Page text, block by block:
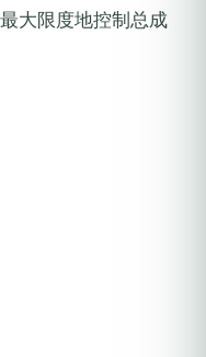
大限度地控制总成